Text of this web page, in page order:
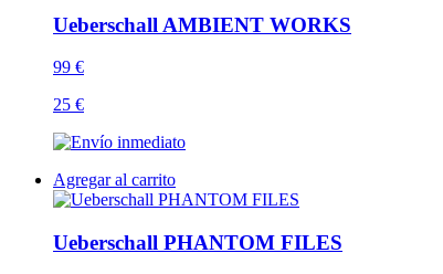
Ueberschall AMBIENT WORKS
99 €
25 €
Agregar al carrito
Ueberschall PHANTOM FILES